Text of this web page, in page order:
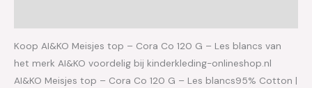
Koop AI&KO Meisjes top – Cora Co 120 G – Les blancs van
het merk AI&KO voordelig bij kinderkleding-onlineshop.nl
AI&KO Meisjes top – Cora Co 120 G – Les blancs95% Cotton |